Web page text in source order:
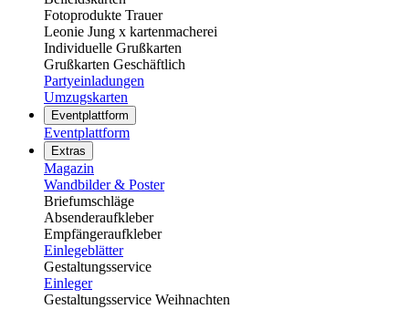
Fotoprodukte Trauer
Leonie Jung x kartenmacherei
Individuelle Grußkarten
Grußkarten Geschäftlich
Partyeinladungen
Umzugskarten
Eventplattform
Eventplattform
Extras
Magazin
Wandbilder & Poster
Briefumschläge
Absenderaufkleber
Empfängeraufkleber
Einlegeblätter
Gestaltungsservice
Einleger
Gestaltungsservice Weihnachten